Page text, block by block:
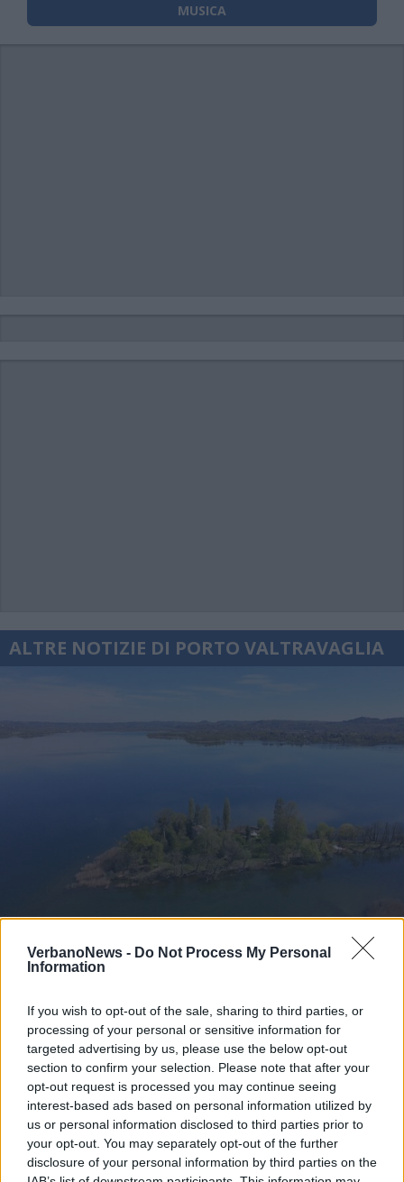
VerbanoNews - Do Not Process My Personal
Information
If you wish to opt-out of the sale, sharing to third parties, or
processing of your personal or sensitive information for
targeted advertising by us, please use the below opt-out
section to confirm your selection. Please note that after your
opt-out request is processed you may continue seeing
interest-based ads based on personal information utilized by
us or personal information disclosed to third parties prior to
your opt-out. You may separately opt-out of the further
disclosure of your personal information by third parties on the
MUSICA
ALTRE NOTIZIE DI PORTO VALTRAVAGLIA
REGIONE LOMBARDIA
per la cultura a Varese e provincia:
18 progetti finanziati